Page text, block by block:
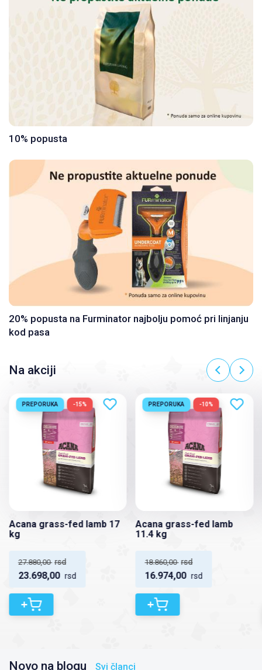
10% popusta
20% popusta na Furminator najbolju pomoć pri linjanju
kod pasa
Na akciji
PREPORUKA -15%
Acana grass-fed lamb 17
kg
27.880,00 rsd
23.698,00 rsd
+
PREPORUKA -10%
Acana grass-fed lamb
11.4 kg
18.860,00 rsd
16.974,00 rsd
+
Novo na blogu Svi članci